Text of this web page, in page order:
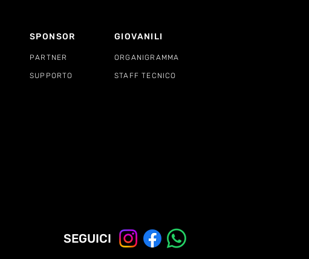
SPONSOR
PARTNER
SUPPORTO
GIOVANILI
ORGANIGRAMMA
STAFF TECNICO
SEGUICI